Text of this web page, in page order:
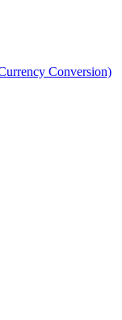
Conversion)